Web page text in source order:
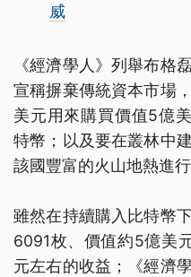
威
《經濟學人》列舉布格
宣稱摒棄傳統資本市場
美元用來購買價值5億
特幣；以及要在叢林中
該國豐富的火山地熱進
雖然在持續購入比特幣
6091枚、價值約5億美
元左右的收益；《經濟